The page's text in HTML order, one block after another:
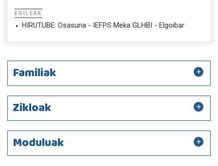
EGILEAK
HIRUTUBE: Osasuna - IEFPS Meka GLHBI - Elgoibar
Familiak
Zikloak
Moduluak